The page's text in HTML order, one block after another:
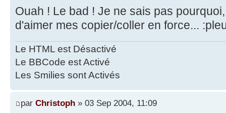
Ouah ! Le bad ! Je ne sais pas
d'aimer mes copier/coller en force...
Le HTML est Désactivé
Le BBCode est Activé
Les Smilies sont Activés
par Christoph » 03 Sep 2004, 11:09